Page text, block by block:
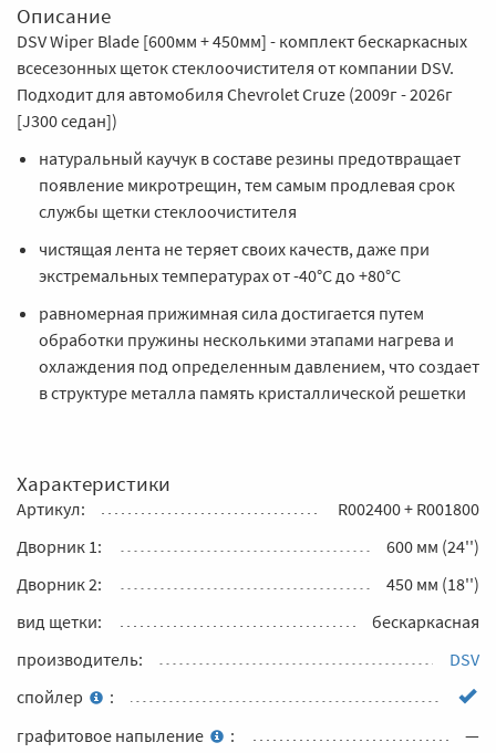
Описание
DSV Wiper Blade [600мм + 450мм] - комплект бескаркасных
всесезонных щеток стеклоочистителя от компании DSV.
Подходит для автомобиля Chevrolet Cruze (2009г - 2026г
[J300 седан])
натуральный каучук в составе резины предотвращает
появление микротрещин, тем самым продлевая срок
службы щетки стеклоочистителя
чистящая лента не теряет своих качеств, даже при
экстремальных температурах от -40°С до +80°C
равномерная прижимная сила достигается путем
обработки пружины несколькими этапами нагрева и
охлаждения под определенным давлением, что создает
в структуре металла память кристаллической решетки
Характеристики
Артикул:
R002400 + R001800
Дворник 1:
600 мм (24'')
Дворник 2:
450 мм (18'')
вид щетки:
бескаркасная
производитель:
DSV
спойлер
:
графитовое напыление
: —